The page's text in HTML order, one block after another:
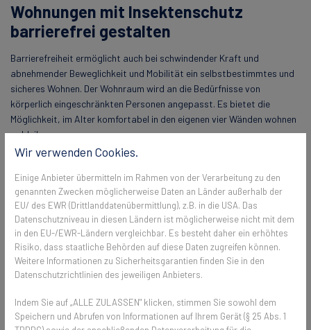
Wohnungen mit Insektenschutz
barrierefrei gestalten
Barrierefreiheit ermöglicht auch bei schwindender Kraft und
abnehmender Beweglichkeit und Mobilität ein selbstbestimmtes und
sicheres Wohnen. Der Wohnraum wird an die Bedürfnisse von
körperlich eingeschränkten Personen angepasst. Es bietet die
Möglichkeit, im Alter komfortabel in den eigenen vier Wänden wohnen
zu bleiben.
Jeder Raum und jede Einschränkung haben natürlich ihre eigenen
Bedürfnisse. Dennoch lassen sich einige Grundsätze festschreiben,
auf die bei der Gestaltung einer barrierefreien Wohnung zu achten ist:
Keine Türschwellen
Zugang zur Wohnung ohne Treppen oder mit Lift / Aufzug
Barrierefreie Sanitäranlagen
Große Räume
Breite Durchgänge
sein, die für Rollstuhlfahrer gut zu erreichen ist
Barrierefreie Insektenschutzgitter für mehr Komfort
Wir verwenden Cookies.
Einige Anbieter übermitteln im Rahmen von der Verarbeitung zu den
genannten Zwecken möglicherweise Daten an Länder außerhalb der
EU/ des EWR (Drittlanddatenübermittlung), z.B. in die USA. Das
Datenschutzniveau in diesen Ländern ist möglicherweise nicht mit dem
in den EU-/EWR-Ländern vergleichbar. Es besteht daher ein erhöhtes
Risiko, dass staatliche Behörden auf diese Daten zugreifen können.
Weitere Informationen zu Sicherheitsgarantien finden Sie in den
Datenschutzrichtlinien des jeweiligen Anbieters.
Indem Sie auf „ALLE ZULASSEN" klicken, stimmen Sie sowohl dem
Speichern und Abrufen von Informationen auf Ihrem Gerät (§ 25 Abs. 1